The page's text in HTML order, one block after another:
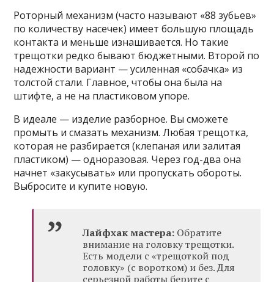
Роторный механизм (часто называют «88 зубьев»
по количеству насечек) имеет большую площадь
контакта и меньше изнашивается. Но такие
трещотки редко бывают бюджетными. Второй по
надежности вариант — усиленная «собачка» из
толстой стали. Главное, чтобы она была на
штифте, а не на пластиковом упоре.
В идеале — изделие разборное. Вы сможете
промыть и смазать механизм. Любая трещотка,
которая не разбирается (клепаная или залитая
пластиком) — одноразовая. Через год-два она
начнет «закусывать» или пропускать обороты.
Выбросите и купите новую.
Лайфхак мастера: Обратите
внимание на головку трещотки.
Есть модели с «трещоткой под
головку» (с воротком) и без. Для
серьезной работы берите с